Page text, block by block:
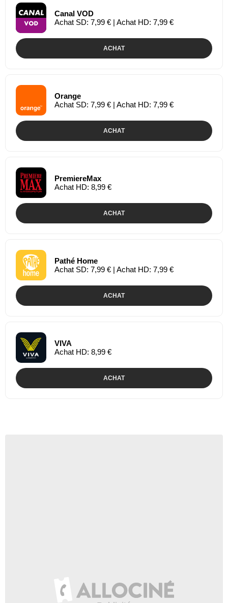
Canal VOD
Achat SD: 7,99 € | Achat HD: 7,99 €
ACHAT
Orange
Achat SD: 7,99 € | Achat HD: 7,99 €
ACHAT
PremiereMax
Achat HD: 8,99 €
ACHAT
Pathé Home
Achat SD: 7,99 € | Achat HD: 7,99 €
ACHAT
VIVA
Achat HD: 8,99 €
ACHAT